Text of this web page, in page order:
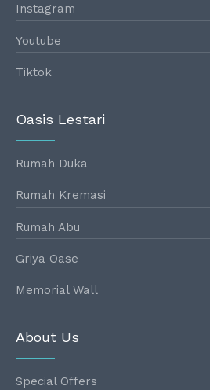
Instagram
Youtube
Tiktok
Oasis Lestari
Rumah Duka
Rumah Kremasi
Rumah Abu
Griya Oase
Memorial Wall
About Us
Special Offers